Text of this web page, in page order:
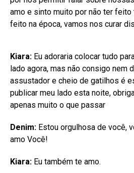
amo e sinto muito por não ter
feito na época, vamos nos curar
Kiara: Eu adoraria colocar tudo
lado agora, mas não consigo nem
assustador e cheio de gatilhos é
publicar meu lado esta noite,
apenas muito o que passar
Denim: Estou orgulhosa de você,
amo Você!
Kiara: Eu também te amo.